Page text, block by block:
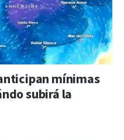
mínimas
subirá la